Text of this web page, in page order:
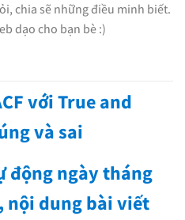
chia sẽ những điều minh biết.
dạo cho bạn bè :)
với True and
và sai
động ngày tháng
nội dung bài viết